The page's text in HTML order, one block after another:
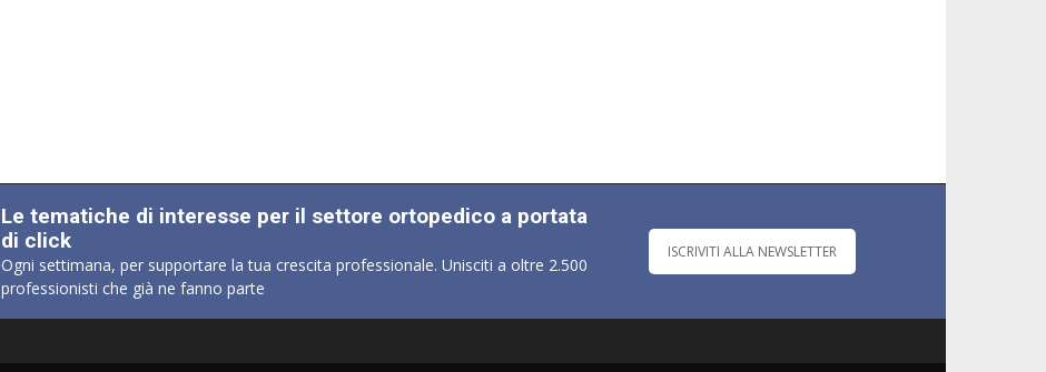
Le tematiche di interesse per il settore ortopedico a portata
di click
Ogni settimana, per supportare la tua crescita professionale. Unisciti a oltre 2.500
professionisti che già ne fanno parte
ISCRIVITI ALLA NEWSLETTER